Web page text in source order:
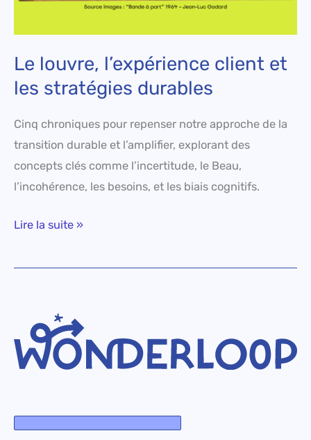
Le louvre, l’expérience client et
les stratégies durables
Cinq chroniques pour repenser notre approche de la
transition durable et l’amplifier, explorant des
concepts clés comme l’incertitude, le Beau,
l’incohérence, les besoins, et les biais cognitifs.
Lire la suite »